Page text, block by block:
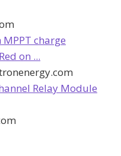
charge
on ...
Relay Module